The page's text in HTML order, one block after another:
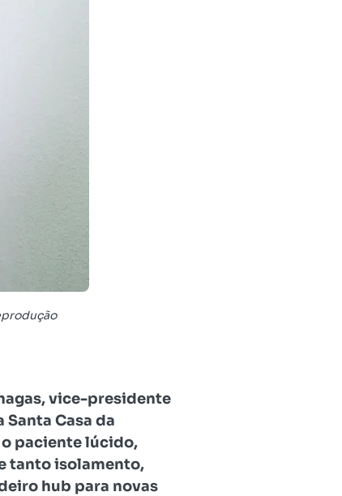
vice-presidente
Casa da
o paciente lúcido,
tanto isolamento,
hub para novas